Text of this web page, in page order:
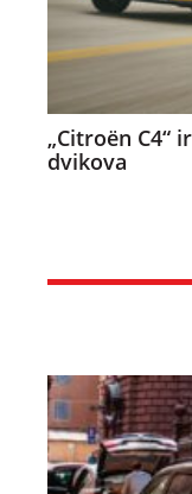
„Citroën C4“
dvikova